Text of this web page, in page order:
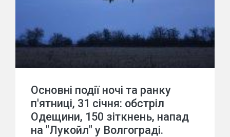
Основні події ночі та ранку
п'ятниці, 31 січня: обстріл
Одещини, 150 зіткнень, напад
на "Лукойл" у Волгограді.